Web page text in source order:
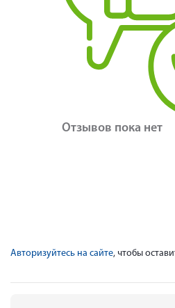
Отзывов пока нет
Авторизуйтесь на сайте, чтобы